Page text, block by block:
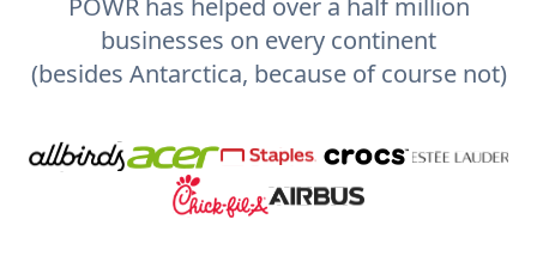
businesses on every continent
(besides Antarctica, because of course not)